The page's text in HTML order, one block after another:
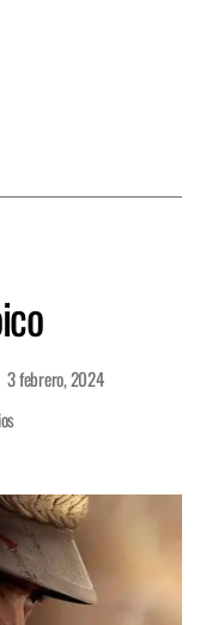
3 febrero, 2024